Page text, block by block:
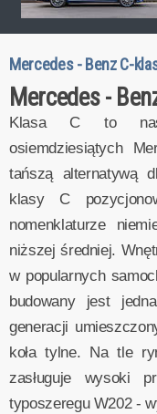
Mercedes - Benz C-
Mercedes -
Klasa C to
osiemdziesiątych
tańszą alternatywą
klasy C
nomenklaturze
niższej średniej.
w popularnych
budowany jest
generacji
koła tylne. Na tle
zasługuje wysoki
typoszeregu W202 -